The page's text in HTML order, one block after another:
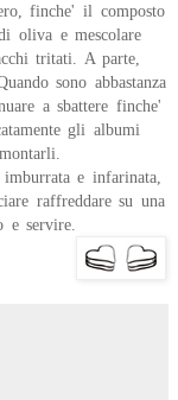
finche' il composto
oliva e mescolare
tritati. A parte,
sono abbastanza
a sbattere finche'
gli albumi
e infarinata,
raffreddare su una
e servire.